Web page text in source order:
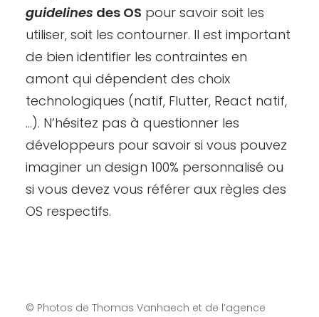
guidelines des OS pour savoir soit les
utiliser, soit les contourner. Il est important
de bien identifier les contraintes en
amont qui dépendent des choix
technologiques (natif, Flutter, React natif,
…). N’hésitez pas à questionner les
développeurs pour savoir si vous pouvez
imaginer un design 100% personnalisé ou
si vous devez vous référer aux règles des
OS respectifs.
© Photos de Thomas Vanhaech et de l’agence